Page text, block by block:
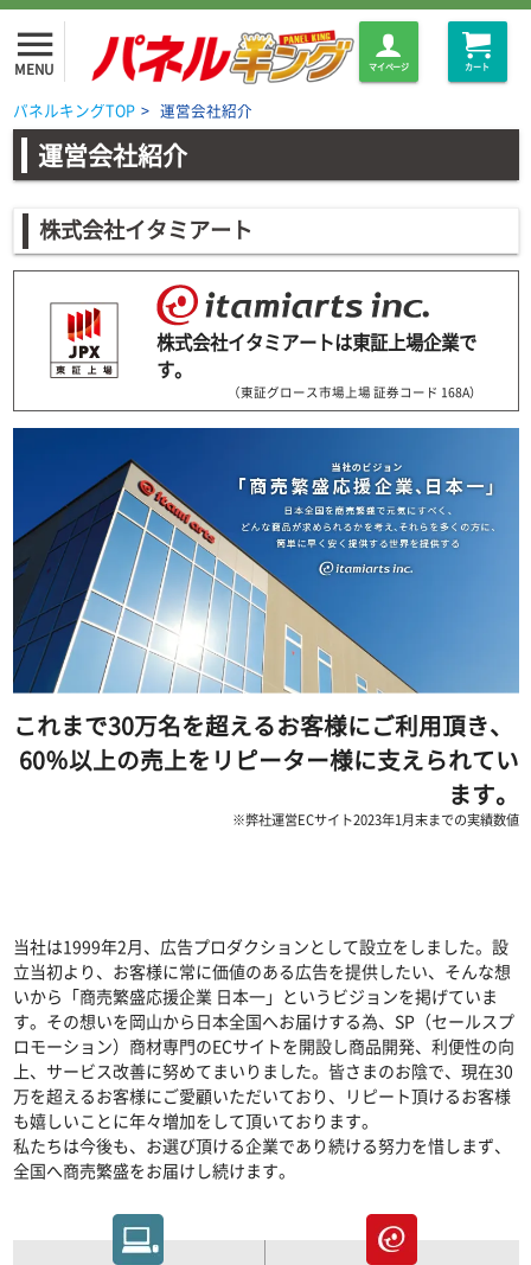
menu
MENU マイページ カート
パネルキングTOP > 運営会社紹介
運営会社紹介
株式会社イタミアート
株式会社イタミアートは東証上場企業で
す。
（東証グロース市場上場 証券コード 168A）
これまで30万名を超えるお客様にご利用頂き、
60％以上の売上をリピーター様に支えられてい
ます。
※弊社運営ECサイト2023年1月末までの実績数値
当社は1999年2月、広告プロダクションとして設立をしました。設
立当初より、お客様に常に価値のある広告を提供したい、そんな想
いから「商売繁盛応援企業 日本一」というビジョンを掲げていま
す。その想いを岡山から日本全国へお届けする為、SP（セールスプ
ロモーション）商材専門のECサイトを開設し商品開発、利便性の向
上、サービス改善に努めてまいりました。皆さまのお陰で、現在30
万を超えるお客様にご愛顧いただいており、リピート頂けるお客様
も嬉しいことに年々増加をして頂いております。
私たちは今後も、お選び頂ける企業であり続ける努力を惜しまず、
全国へ商売繁盛をお届けし続けます。